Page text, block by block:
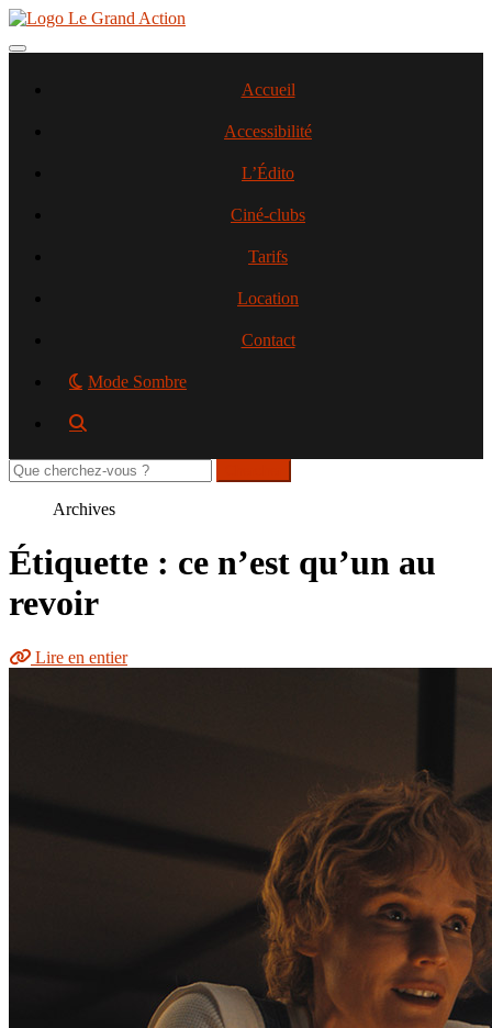
Aller
contenu
Toggle navigation
Accueil
Accessibilité
L’Édito
Ciné-clubs
Tarifs
Location
Contact
Mode Sombre
Rechercher
sur
Archives
Étiquette : ce n’est qu’un au
revoir
Lire en entier